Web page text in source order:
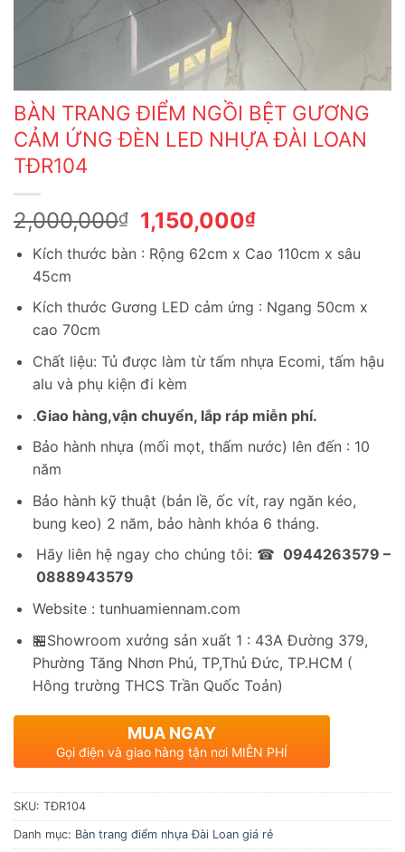
BÀN TRANG ĐIỂM NGỒI BỆT GƯƠNG
CẢM ỨNG ĐÈN LED NHỰA ĐÀI LOAN
TĐR104
2,000,000₫
Giá
gốc
là:
1,150,000₫Giá
tại
1,150,000₫.
Kích thước bàn : Rộng 62cm x Cao 110cm x sâu
45cm
Kích thước Gương LED cảm ứng : Ngang 50cm x
cao 70cm
Chất liệu: Tủ được làm từ tấm nhựa Ecomi, tấm hậu
alu và phụ kiện đi kèm
.Giao hàng,vận chuyển, lắp ráp miễn phí.
Bảo hành nhựa (mối mọt, thấm nước) lên đến : 10
năm
Bảo hành kỹ thuật (bản lề, ốc vít, ray ngăn kéo,
bung keo) 2 năm, bảo hành khóa 6 tháng.
Hãy liên hệ ngay cho chúng tôi: ☎ 0944263579 –
0888943579
Website : tunhuamiennam.com
🏪Showroom xưởng sản xuất 1 : 43A Đường 379,
Phường Tăng Nhơn Phú, TP,Thủ Đức, TP.HCM (
Hông trường THCS Trần Quốc Toản)
MUA NGAY
Gọi điện và giao hàng tận nơi MIỄN PHÍ
SKU: TĐR104
Danh mục: Bàn trang điểm nhựa Đài Loan giá rẻ